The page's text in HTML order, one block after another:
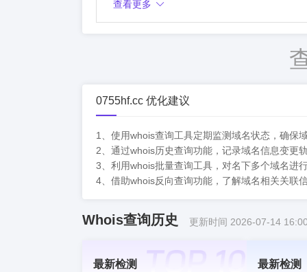
Creation Date: 2015-08-02T04:42:28Z
Last Updated Date: 2025-07-
RDAP Last Update: 2025-12-
More Info on Status Codes: https://
ICANN RDDS Inaccuracy Complaint
>>> Last update of WHOIS database:
查看更多
0755hf.cc 优化建议
1、使用whois查询工具定期监测域名状态，确保
2、通过whois历史查询功能，记录域名信息变更
3、利用whois批量查询工具，对名下多个域名进
4、借助whois反向查询功能，了解域名相关关联
Whois查询历史 更新时间 2026-07-14
最新检测 最新检测